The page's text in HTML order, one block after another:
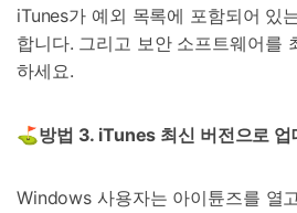
iTunes가 예외 목록에 포함되어 있
합니다. 그리고 보안 소프트웨어를
하세요.
⛳방법 3. iTunes 최신 버전으로 업
Windows 사용자는 아이튠즈를 열